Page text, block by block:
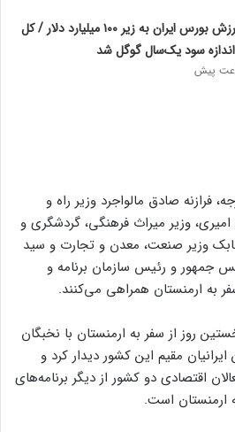
سقوط ارزش بورس ایران به زیر ۱۰۰ میلیارد دلار / کل
اندازه سود یک‌سال گوگل شد
فرازنه صادق مالواجرد وزیر راه و
وزیر میراث فرهنگی، گردشگری و
وزیر صنعت، معدن و تجارت و سید
جمهور و رئیس سازمان برنامه و
به ارمنستان همراهی می‌کنند.
روز از سفر به ارمنستان با نخبگان
مقیم این کشور دیدار کرد و
اقتصادی دو کشور از دیگر برنامه‌های
ارمنستان است.